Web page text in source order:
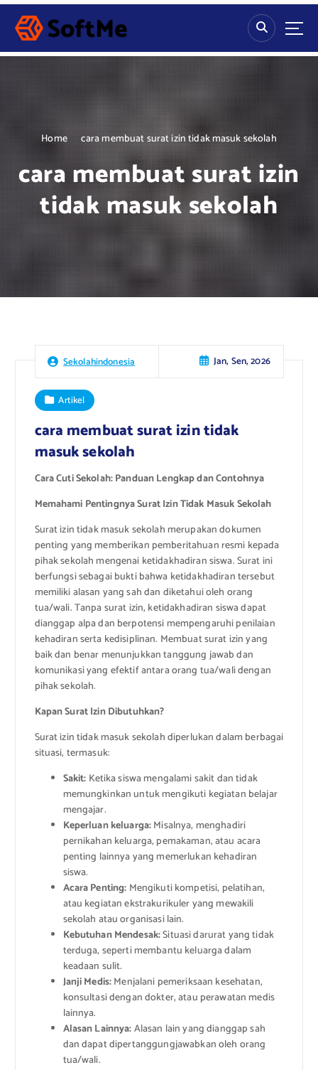
S
p
Home cara membuat surat izin tidak masuk sekolah
cara membuat surat izin
tidak masuk sekolah
Sekolahindonesia Jan, Sen, 2026
Artikel
cara membuat surat izin tidak
masuk sekolah
Cara Cuti Sekolah: Panduan Lengkap dan Contohnya
Memahami Pentingnya Surat Izin Tidak Masuk Sekolah
Surat izin tidak masuk sekolah merupakan dokumen
penting yang memberikan pemberitahuan resmi kepada
pihak sekolah mengenai ketidakhadiran siswa. Surat ini
berfungsi sebagai bukti bahwa ketidakhadiran tersebut
memiliki alasan yang sah dan diketahui oleh orang
tua/wali. Tanpa surat izin, ketidakhadiran siswa dapat
dianggap alpa dan berpotensi mempengaruhi penilaian
kehadiran serta kedisiplinan. Membuat surat izin yang
baik dan benar menunjukkan tanggung jawab dan
komunikasi yang efektif antara orang tua/wali dengan
pihak sekolah.
Kapan Surat Izin Dibutuhkan?
Surat izin tidak masuk sekolah diperlukan dalam berbagai
situasi, termasuk:
Sakit: Ketika siswa mengalami sakit dan tidak
memungkinkan untuk mengikuti kegiatan belajar
mengajar.
Keperluan keluarga:Misalnya, menghadiri
pernikahan keluarga, pemakaman, atau acara
penting lainnya yang memerlukan kehadiran
siswa.
Acara Penting: Mengikuti kompetisi, pelatihan,
atau kegiatan ekstrakurikuler yang mewakili
sekolah atau organisasi lain.
Kebutuhan Mendesak:Situasi darurat yang tidak
terduga, seperti membantu keluarga dalam
keadaan sulit.
Janji Medis:Menjalani pemeriksaan kesehatan,
konsultasi dengan dokter, atau perawatan medis
lainnya.
Alasan Lainnya:Alasan lain yang dianggap sah
dan dapat dipertanggungjawabkan oleh orang
tua/wali.